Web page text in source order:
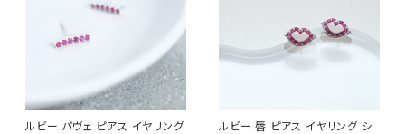
ルビー パヴェ ピアス イヤリング
ルビー 唇 ピアス イヤリング シ